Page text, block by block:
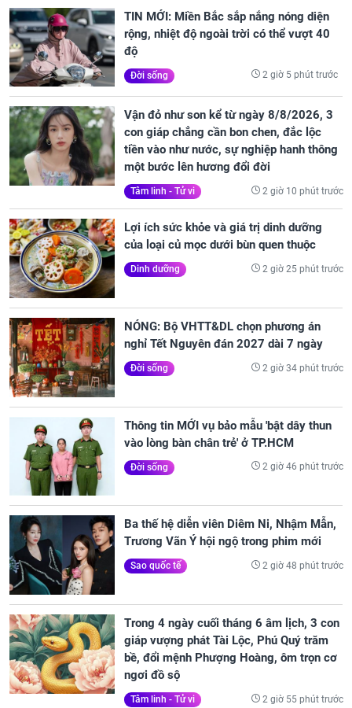
TIN MỚI: Miền Bắc sắp nắng nóng diện
rộng, nhiệt độ ngoài trời có thể vượt 40
độ
Đời sống 2 giờ 5 phút trước
Vận đỏ như son kể từ ngày 8/8/2026, 3
con giáp chẳng cần bon chen, đắc lộc
tiền vào như nước, sự nghiệp hanh thông
một bước lên hương đổi đời
Tâm linh - Tử vi 2 giờ 10 phút trước
Lợi ích sức khỏe và giá trị dinh dưỡng
của loại củ mọc dưới bùn quen thuộc
Dinh dưỡng 2 giờ 25 phút trước
NÓNG: Bộ VHTT&DL chọn phương án
nghỉ Tết Nguyên đán 2027 dài 7 ngày
Đời sống 2 giờ 34 phút trước
Thông tin MỚI vụ bảo mẫu 'bật dây thun
vào lòng bàn chân trẻ' ở TP.HCM
Đời sống 2 giờ 46 phút trước
Ba thế hệ diễn viên Diêm Ni, Nhậm Mẫn,
Trương Vãn Ý hội ngộ trong phim mới
Sao quốc tế 2 giờ 48 phút trước
Trong 4 ngày cuối tháng 6 âm lịch, 3 con
giáp vượng phát Tài Lộc, Phú Quý trăm
bề, đổi mệnh Phượng Hoàng, ôm trọn cơ
ngơi đồ sộ
Tâm linh - Tử vi 2 giờ 55 phút trước